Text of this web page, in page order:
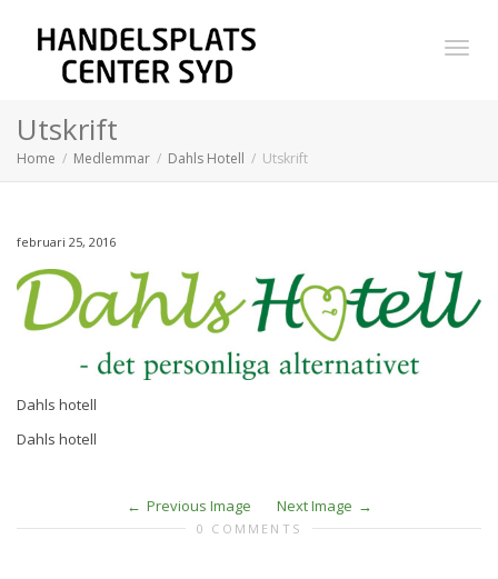
Utskrift
Home Medlemmar Dahls Hotell Utskrift
februari 25, 2016
Dahls hotell
Dahls hotell
Previous Image Next Image
0 COMMENTS